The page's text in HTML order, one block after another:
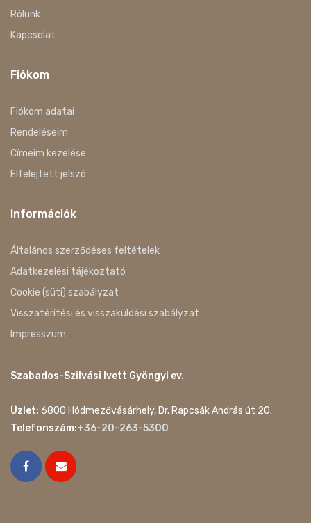
Rólunk
Kapcsolat
Fiókom
Fiókom adatai
Rendeléseim
Címeim kezelése
Elfelejtett jelszó
Információk
Általános szerződéses feltételek
Adatkezelési tájékoztató
Cookie (süti) szabályzat
Visszatérítési és visszaküldési szabályzat
Impresszum
Szabados-Szilvási Ivett Gyöngyi ev.
Üzlet: 6800 Hódmezővásárhely, Dr. Rapcsák András út 20.
Telefonszám:+36-20-263-5300